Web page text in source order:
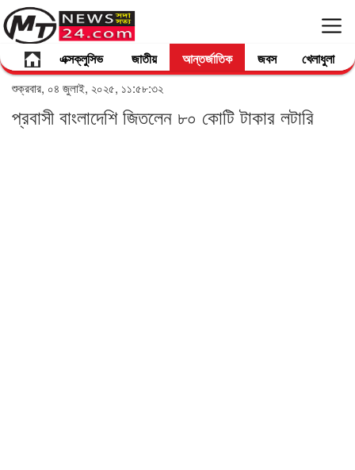
এক্সক্লুসিভ জাতীয় আন্তর্জাতিক জবস খেলাধুলা
শুক্রবার, ০৪ জুলাই, ২০২৫, ১১:৫৮:৩২
প্রবাসী বাংলাদেশি জিতলেন ৮০ কোটি টাকার লটারি